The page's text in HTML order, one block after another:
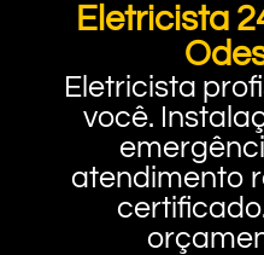
Eletricista
Eletricista
você.
atendimento